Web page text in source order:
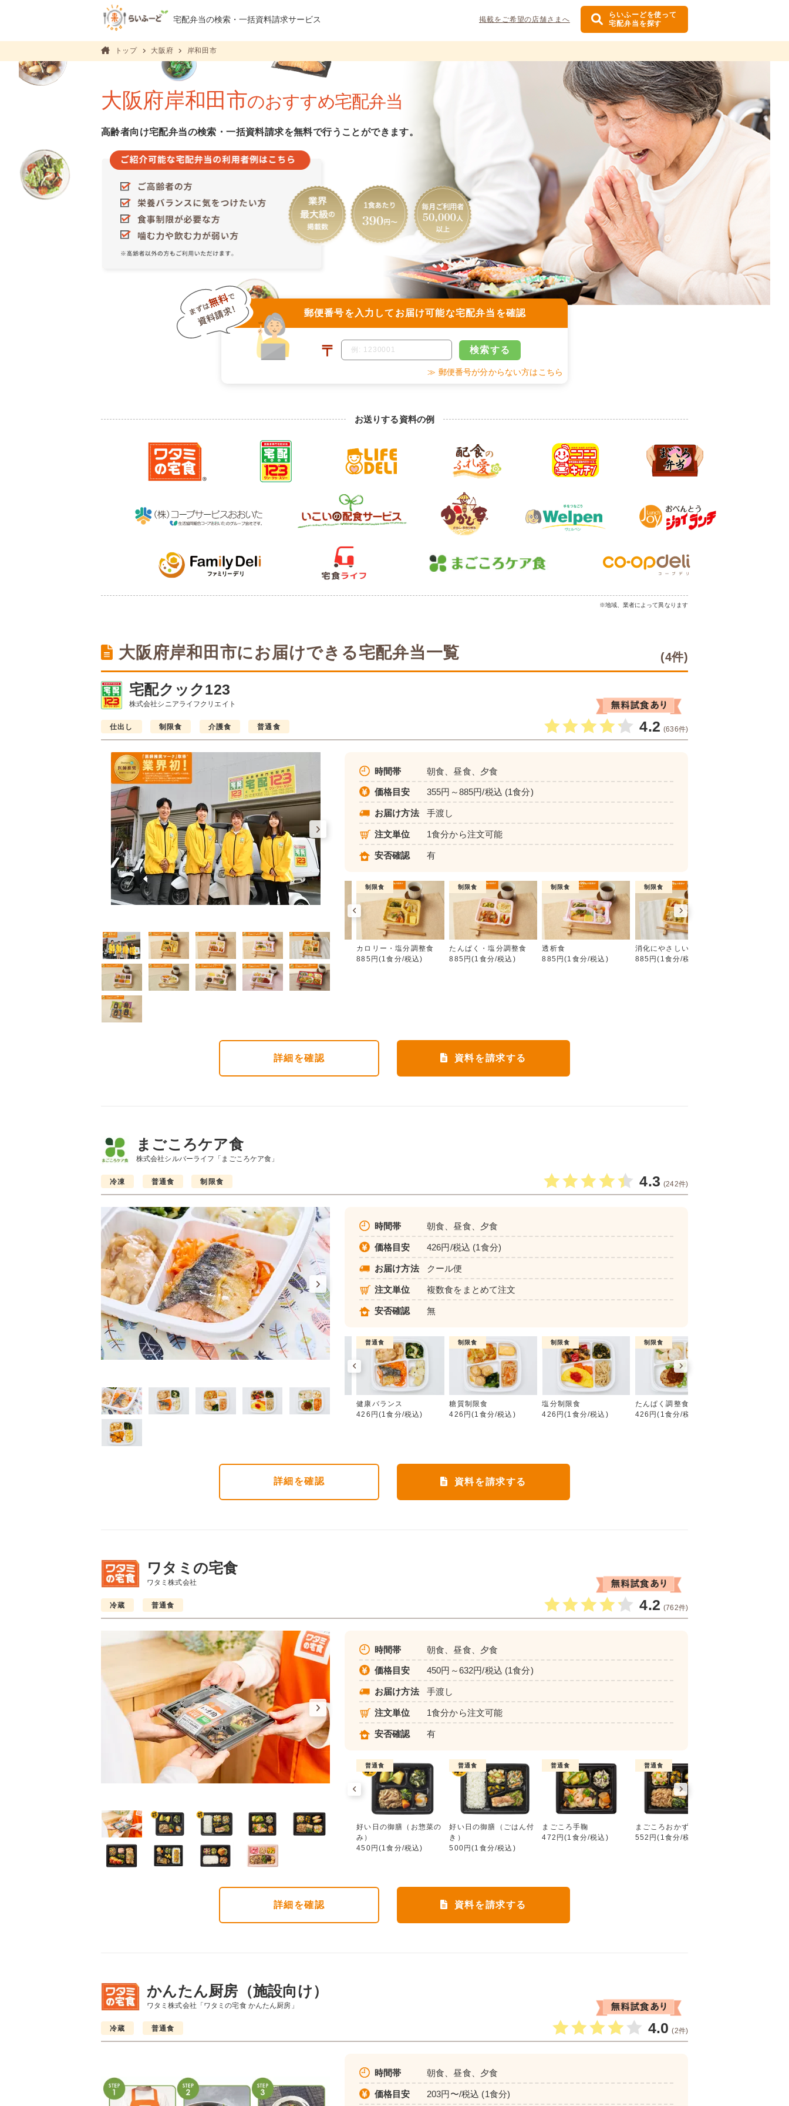
宅配弁当の検索・一括資料請求サービス 掲載をご希望の店舗さまへ
らいふーどを使って
宅配弁当を探す
トップ 大阪府 岸和田市
大阪府岸和田市のおすすめ宅配弁当
高齢者向け宅配弁当の検索・一括資料請求を無料で行うことができます。
郵便番号を入力して お届け可能な宅配弁当を確認
〒 検索する
≫ 郵便番号が分からない方はこちら
お送りする資料の例
※地域、業者によって異なります
大阪府岸和田市にお届けできる宅配弁当一覧 (4件)
宅配クック123
株式会社シニアライフクリエイト
仕出し 制限食 介護食 普通食 4.2 (636件)
カロリー・塩分調整食 たんぱく・塩分調整食
時間帯 朝食、昼食、夕食
価格目安 355円～885円/税込 (1食分)
お届け方法 手渡し
注文単位 1食分から注文可能
安否確認 有
幸たんぱく食
724円(1食分/税込)
普通食
健康ボリューム食
788円(1食分/税込)
普通食
朝食（パンセット）
355円(1食分/税込)
制限食
カロリー・塩分調整食
885円(1食分/税込)
制限食
たんぱく・塩分調整食
885円(1食分/税込)
制限食
透析食
885円(1食分/税込)
制限食
消化にやさしい食
885円(1食分/税込)
詳細 を確認 資料を請求する
まごころケア食
株式会社シルバーライフ「まごころケア食」
冷凍 普通食 制限食 4.3 (242件)
健康バランス 糖質制限食
時間帯 朝食、昼食、夕食
価格目安 426円/税込 (1食分)
お届け方法 クール便
注文単位 複数食をまとめて注文
安否確認 無
塩分制限食
426円(1食分/税込)
制限食
たんぱく調整食
426円(1食分/税込)
制限食
カロリー調整食
426円(1食分/税込)
普通食
健康バランス
426円(1食分/税込)
制限食
糖質制限食
426円(1食分/税込)
制限食
塩分制限食
426円(1食分/税込)
制限食
たんぱく調整食
426円(1食分/税込)
詳細 を確認 資料を請求する
ワタミの宅食
ワタミ株式会社
冷蔵 普通食 4.2 (762件)
好い日の御膳（お惣菜のみ） 好い日の御膳（ごはん付き）
時間帯 朝食、昼食、夕食
価格目安 450円～632円/税込 (1食分)
お届け方法 手渡し
注文単位 1食分から注文可能
安否確認 有
まごころ御膳
568円(1食分/税込)
まごころ小箱
496円(1食分/税込)
普通食
ワタミdeおいしい健康
552円(1食分/税込)
普通食
好い日の御膳（お惣菜の
み）
450円(1食分/税込)
普通食
好い日の御膳（ごはん付
き）
500円(1食分/税込)
普通食
まごころ手鞠
472円(1食分/税込)
普通食
まごころおかず
552円(1食分/税込)
詳細 を確認 資料を請求する
かんたん厨房（施設向け）
ワタミ株式会社「ワタミの宅食 かんたん厨房」
冷蔵 普通食 4.0 (2件)
時間帯 朝食、昼食、夕食
価格目安 203円〜/税込 (1食分)